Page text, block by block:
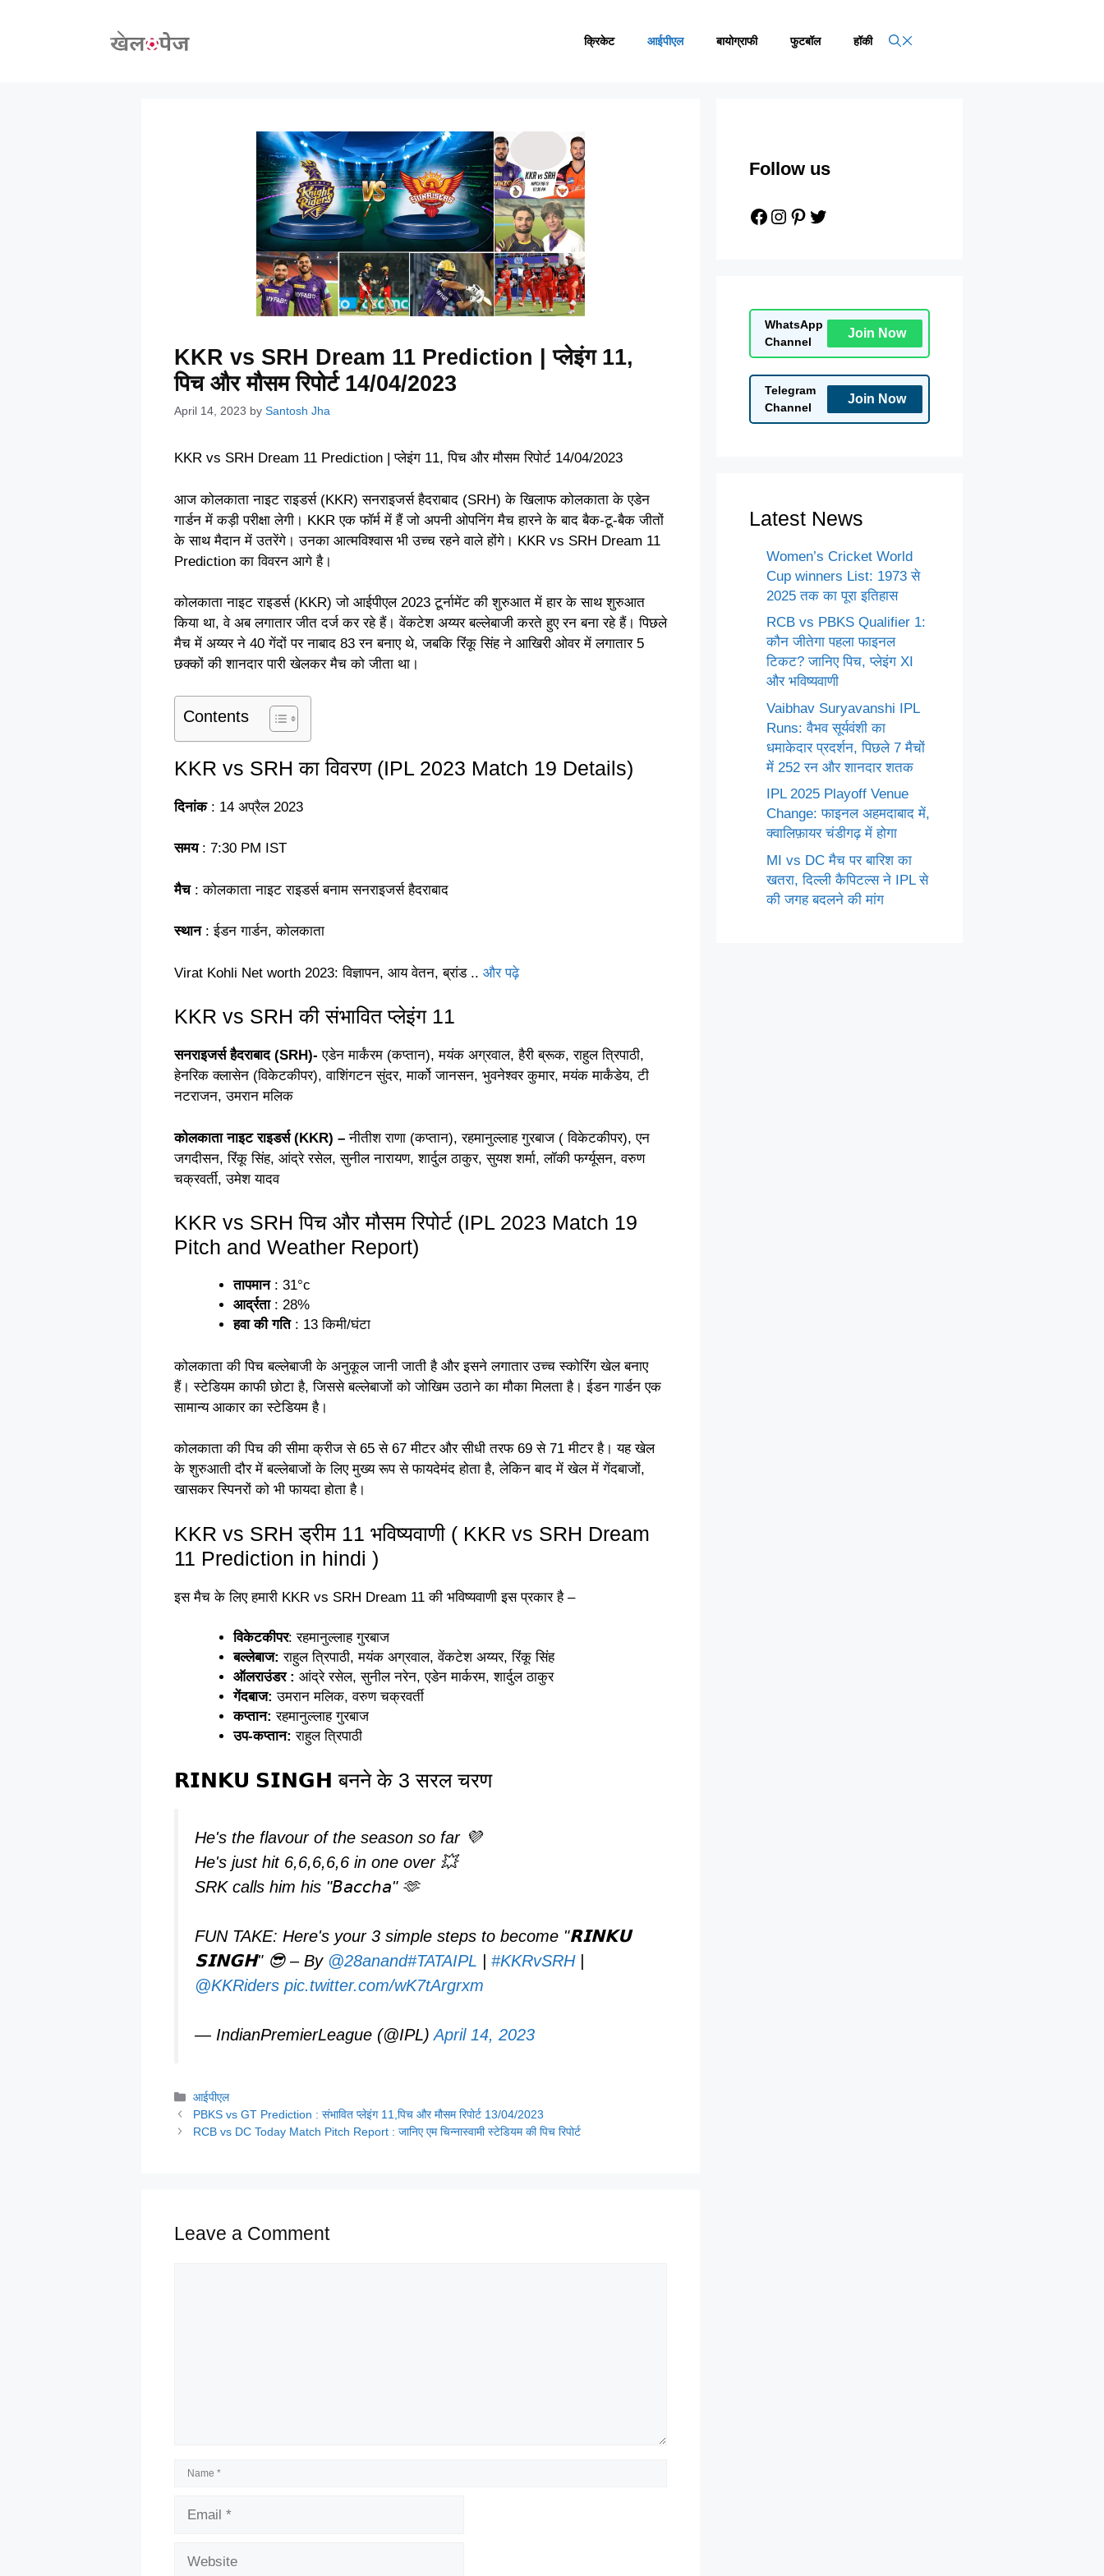
क्रिकेट आईपीएल बायोग्राफी फुटबॉल हॉकी
KKR vs SRH Dream 11 Prediction | प्लेइंग 11,
पिच और मौसम रिपोर्ट 14/04/2023
April 14, 2023 by Santosh Jha
KKR vs SRH Dream 11 Prediction | प्लेइंग 11, पिच और मौसम रिपोर्ट 14/04/2023
आज कोलकाता नाइट राइडर्स (KKR) सनराइजर्स हैदराबाद (SRH) के खिलाफ कोलकाता के एडेन
गार्डन में कड़ी परीक्षा लेगी। KKR एक फॉर्म में हैं जो अपनी ओपनिंग मैच हारने के बाद बैक-टू-बैक जीतों
के साथ मैदान में उतरेंगे। उनका आत्मविश्वास भी उच्च रहने वाले होंगे। KKR vs SRH Dream 11
Prediction का विवरन आगे है।
कोलकाता नाइट राइडर्स (KKR) जो आईपीएल 2023 टूर्नामेंट की शुरुआत में हार के साथ शुरुआत
किया था, वे अब लगातार जीत दर्ज कर रहे हैं। वेंकटेश अय्यर बल्लेबाजी करते हुए रन बना रहे हैं। पिछले
मैच में अय्यर ने 40 गेंदों पर नाबाद 83 रन बनाए थे, जबकि रिंकू सिंह ने आखिरी ओवर में लगातार 5
छक्कों की शानदार पारी खेलकर मैच को जीता था।
Contents
KKR vs SRH का विवरण (IPL 2023 Match 19 Details)
दिनांक: 14 अप्रैल 2023
समय : 7:30 PM IST
मैच: कोलकाता नाइट राइडर्स बनाम सनराइजर्स हैदराबाद
स्थान: ईडन गार्डन, कोलकाता
Virat Kohli Net worth 2023: विज्ञापन, आय वेतन, ब्रांड .. और पढ़े
KKR vs SRH की संभावित प्लेइंग 11
सनराइजर्स हैदराबाद (SRH)- एडेन मार्कंरम (कप्तान), मयंक अग्रवाल, हैरी ब्रूक, राहुल त्रिपाठी,
हेनरिक क्लासेन (विकेटकीपर), वाशिंगटन सुंदर, मार्को जानसन, भुवनेश्वर कुमार, मयंक मार्कंडेय, टी
नटराजन, उमरान मलिक
कोलकाता नाइट राइडर्स (KKR) – नीतीश राणा (कप्तान), रहमानुल्लाह गुरबाज ( विकेटकीपर), एन
जगदीसन, रिंकू सिंह, आंद्रे रसेल, सुनील नारायण, शार्दुल ठाकुर, सुयश शर्मा, लॉकी फर्ग्यूसन, वरुण
चक्रवर्ती, उमेश यादव
KKR vs SRH पिच और मौसम रिपोर्ट (IPL 2023 Match 19
Pitch and Weather Report)
तापमान: 31°c
आर्द्रता: 28%
हवा की गति: 13 किमी/घंटा
कोलकाता की पिच बल्लेबाजी के अनुकूल जानी जाती है और इसने लगातार उच्च स्कोरिंग खेल बनाए
हैं। स्टेडियम काफी छोटा है, जिससे बल्लेबाजों को जोखिम उठाने का मौका मिलता है। ईडन गार्डन एक
सामान्य आकार का स्टेडियम है।
कोलकाता की पिच की सीमा क्रीज से 65 से 67 मीटर और सीधी तरफ 69 से 71 मीटर है। यह खेल
के शुरुआती दौर में बल्लेबाजों के लिए मुख्य रूप से फायदेमंद होता है, लेकिन बाद में खेल में गेंदबाजों,
खासकर स्पिनरों को भी फायदा होता है।
KKR vs SRH ड्रीम 11 भविष्यवाणी ( KKR vs SRH Dream
11 Prediction in hindi )
इस मैच के लिए हमारी KKR vs SRH Dream 11 की भविष्यवाणी इस प्रकार है –
विकेटकीपर: रहमानुल्लाह गुरबाज
बल्लेबाज: राहुल त्रिपाठी, मयंक अग्रवाल, वेंकटेश अय्यर, रिंकू सिंह
ऑलराउंडर : आंद्रे रसेल, सुनील नरेन, एडेन मार्करम, शार्दुल ठाकुर
गेंदबाज: उमरान मलिक, वरुण चक्रवर्ती
कप्तान: रहमानुल्लाह गुरबाज
उप-कप्तान: राहुल त्रिपाठी
𝗥𝗜𝗡𝗞𝗨 𝗦𝗜𝗡𝗚𝗛 बनने के 3 सरल चरण
He's the flavour of the season so far 💜
He's just hit 6,6,6,6,6 in one over 💥
SRK calls him his "𝘉𝘢𝘤𝘤𝘩𝘢" 🫶
FUN TAKE: Here's your 3 simple steps to become "𝗥𝗜𝗡𝗞𝗨
𝗦𝗜𝗡𝗚𝗛" 😎 – By @28anand#TATAIPL | #KKRvSRH|
@KKRiders pic.twitter.com/wK7tArgrxm
— IndianPremierLeague (@IPL)April 14, 2023
Categories
आईपीएल
PBKS vs GT Prediction : संभावित प्लेइंग 11,पिच और मौसम रिपोर्ट 13/04/2023
RCB vs DC Today Match Pitch Report : जानिए एम चिन्नास्वामी स्टेडियम की पिच रिपोर्ट
Leave a Comment
Name
Follow us
Facebook
Instagram
Pinterest
Twitter
WhatsApp
Channel
Join Now
Telegram
Channel
Join Now
Latest News
Women’s Cricket World
Cup winners List: 1973 से
2025 तक का पूरा इतिहास
RCB vs PBKS Qualifier 1:
कौन जीतेगा पहला फाइनल
टिकट? जानिए पिच, प्लेइंग XI
और भविष्यवाणी
Vaibhav Suryavanshi IPL
Runs: वैभव सूर्यवंशी का
धमाकेदार प्रदर्शन, पिछले 7 मैचों
में 252 रन और शानदार शतक
IPL 2025 Playoff Venue
Change: फाइनल अहमदाबाद में,
क्वालिफ़ायर चंडीगढ़ में होगा
MI vs DC मैच पर बारिश का
खतरा, दिल्ली कैपिटल्स ने IPL से
की जगह बदलने की मांग